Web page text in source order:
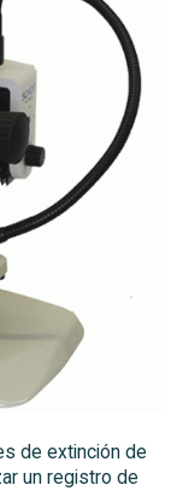
de extinción de
un registro de